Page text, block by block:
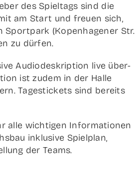
des Spiel­tags sind die
am Start und freu­en sich,
Sport­park (Kopen­ha­ge­ner Str.
zu dürfen.
Audio­deskrip­ti­on live über­
ist zudem in der Hal­le
Tages­ti­ckets sind bereits
alle wich­ti­gen Infor­ma­tio­nen
inklu­si­ve Spiel­plan,
der Teams.